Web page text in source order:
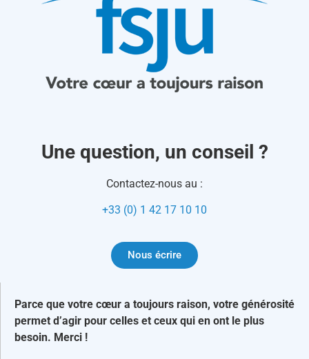
Une question, un conseil ?
Contactez-nous au :
+33 (0) 1 42 17 10 10
Nous écrire
Parce que votre cœur a toujours raison, votre générosité
permet d’agir pour celles et ceux qui en ont le plus
besoin. Merci !